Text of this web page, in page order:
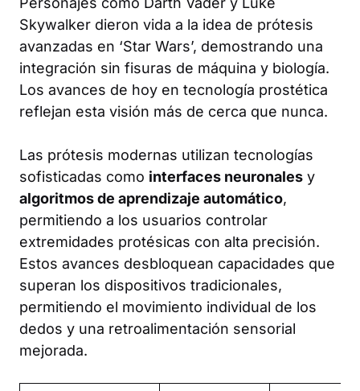
Skywalker dieron vida a la idea de prótesis
avanzadas en ‘Star Wars’, demostrando una
integración sin fisuras de máquina y biología.
Los avances de hoy en tecnología prostética
reflejan esta visión más de cerca que nunca.
Las prótesis modernas utilizan tecnologías
sofisticadas como interfaces neuronales y
algoritmos de aprendizaje automático,
permitiendo a los usuarios controlar
extremidades protésicas con alta precisión.
Estos avances desbloquean capacidades que
superan los dispositivos tradicionales,
permitiendo el movimiento individual de los
dedos y una retroalimentación sensorial
mejorada.